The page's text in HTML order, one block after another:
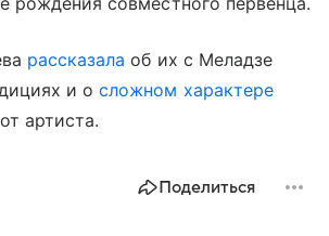
рассказала об их с Меладзе
и осложном характере
артиста.
Поделиться